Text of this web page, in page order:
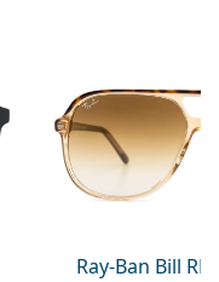
Ray-Ban Bill